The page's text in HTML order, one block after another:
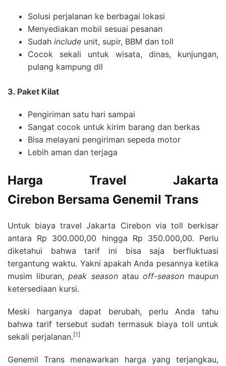
Solusi perjalanan ke berbagai lokasi
Menyediakan mobil sesuai pesanan
Sudah include unit, supir, BBM dan toll
Cocok sekali untuk wisata, dinas, kunjungan,
pulang kampung dll
3. Paket Kilat
Pengiriman satu hari sampai
Sangat cocok untuk kirim barang dan berkas
Bisa melayani pengiriman sepeda motor
Lebih aman dan terjaga
Harga Travel Jakarta
Cirebon Bersama Genemil Trans
Untuk biaya travel Jakarta Cirebon via toll berkisar
antara Rp 300.000,00 hingga Rp 350.000,00. Perlu
diketahui bahwa tarif ini bisa saja berfluktuasi
tergantung waktu. Yakni apakah Anda pesannya ketika
musim liburan,peak seasonatau off-seasonmaupun
ketersediaan kursi.
Meski harganya dapat berubah, perlu Anda tahu
bahwa tarif tersebut sudah termasuk biaya toll untuk
sekali perjalanan.[1]
Genemil Trans menawarkan harga yang terjangkau,